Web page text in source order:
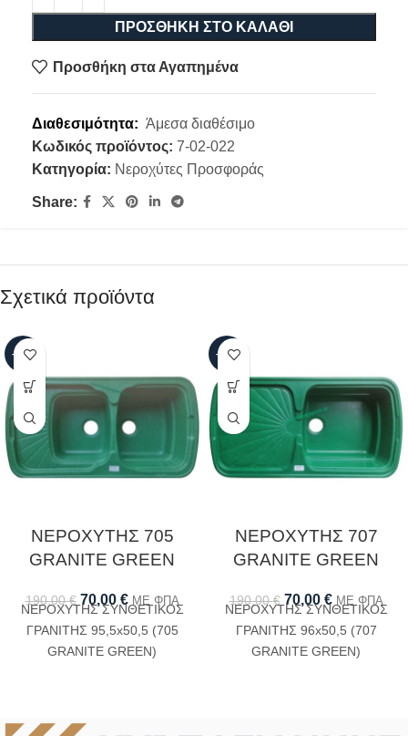
ΠΡΟΣΘΉΚΗ ΣΤΟ ΚΑΛΆΘΙ
Προσθήκη στα Αγαπημένα
Διαθεσιμότητα: Άμεσα διαθέσιμο
Κωδικός προϊόντος: 7-02-022
Κατηγορία: Νεροχύτες Προσφοράς
Share:
Σχετικά προϊόντα
-63%
ΝΕΡΟΧΥΤΗΣ 705
GRANITE GREEN
190,00€ 70,00 € ΜΕ ΦΠΑ
ΝΕΡΟΧΥΤΗΣ ΣΥΝΘΕΤΙΚΟΣ
ΓΡΑΝΙΤΗΣ 95,5x50,5 (705
GRANITE GREEN)
-63%
ΝΕΡΟΧΥΤΗΣ 707
GRANITE GREEN
190,00€ 70,00 € ΜΕ ΦΠΑ
ΝΕΡΟΧΥΤΗΣ ΣΥΝΘΕΤΙΚΟΣ
ΓΡΑΝΙΤΗΣ 96x50,5 (707
GRANITE GREEN)